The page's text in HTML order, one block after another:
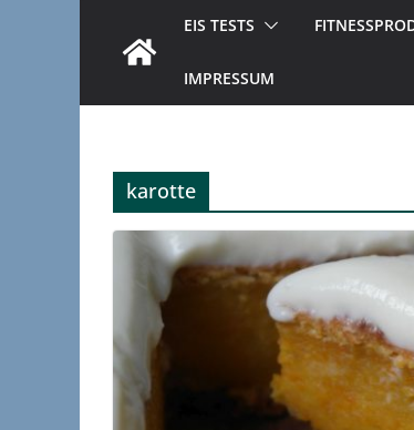
EIS TESTS
IMPRESSUM
karotte